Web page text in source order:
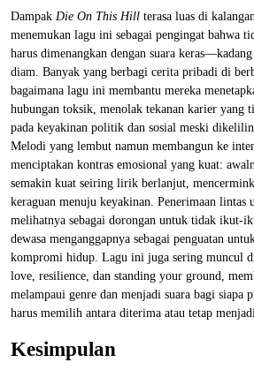
Dampak Die On This Hill terasa luas di
menemukan lagu ini sebagai pengingat bahwa
harus dimenangkan dengan suara
diam. Banyak yang berbagi cerita pribadi di
bagaimana lagu ini membantu mereka
hubungan toksik, menolak tekanan karier yang
pada keyakinan politik dan sosial meski
Melodi yang lembut namun membangun ke
menciptakan kontras emosional yang kuat:
semakin kuat seiring lirik berlanjut,
keraguan menuju keyakinan. Penerimaan
melihatnya sebagai dorongan untuk tidak ikut-
dewasa menganggapnya sebagai penguatan
kompromi hidup. Lagu ini juga sering muncul
love, resilience, dan standing your ground,
melampaui genre dan menjadi suara bagi siapa
harus memilih antara diterima atau tetap
Kesimpulan